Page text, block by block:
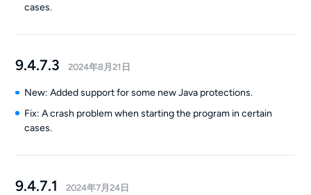
cases.
9.4.7.3 2024年8月21日
New: Added support for some new Java protections.
Fix: A crash problem when starting the program in certain
cases.
9.4.7.1 2024年7月24日